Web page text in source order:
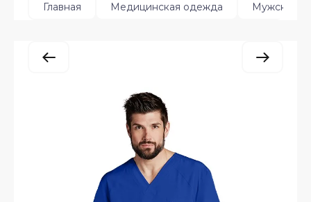
Главная Медицинская одежда Мужская